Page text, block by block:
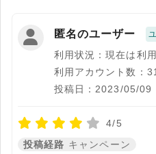
匿名のユーザー
利用状況：現在は利
利用アカウント数：
投稿日：2023/05/09
4/5
投稿経路 キャンペーン